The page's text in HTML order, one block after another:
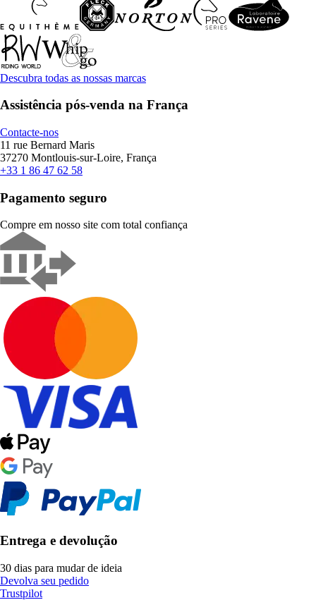
Descubra todas as nossas marcas
Assistência pós-venda na França
Contacte-nos
11 rue Bernard Maris
37270 Montlouis-sur-Loire, França
+33 1 86 47 62 58
Pagamento seguro
Compre em nosso site com total confiança
Entrega e devolução
30 dias para mudar de ideia
Devolva seu pedido
Trustpilot